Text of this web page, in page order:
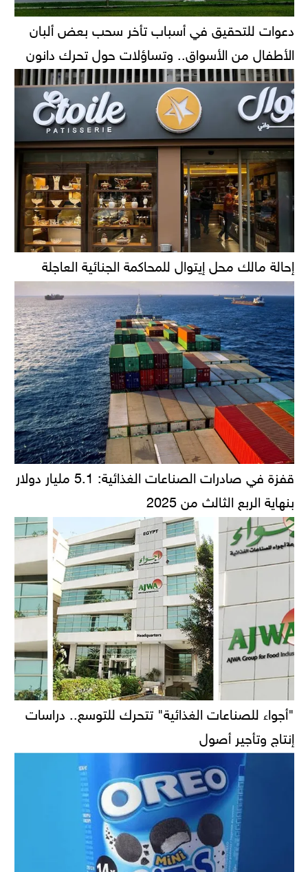
دعوات للتحقيق في أسباب تأخر سحب بعض ألبان
الأطفال من الأسواق.. وتساؤلات حول تحرك دانون
إحالة مالك محل إيتوال للمحاكمة الجنائية العاجلة
قفزة في صادرات الصناعات الغذائية: 5.1 مليار دولار
بنهاية الربع الثالث من 2025
"أجواء للصناعات الغذائية" تتحرك للتوسع.. دراسات
إنتاج وتأجير أصول